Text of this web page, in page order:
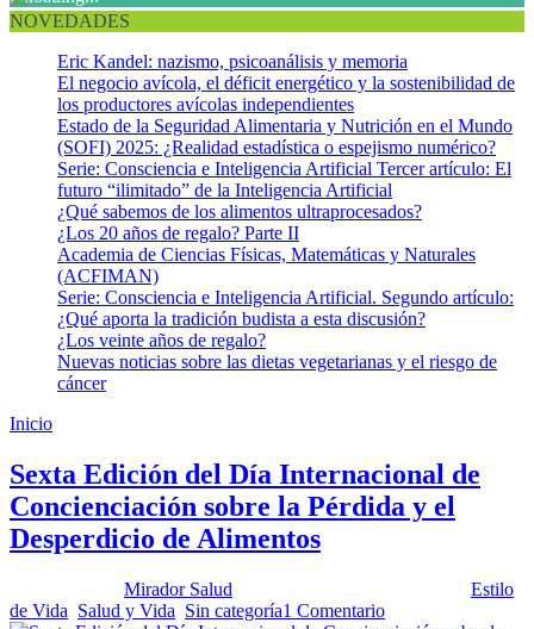
NOVEDADES
Eric Kandel: nazismo, psicoanálisis y memoria
El negocio avícola, el déficit energético y la sostenibilidad de
los productores avícolas independientes
Estado de la Seguridad Alimentaria y Nutrición en el Mundo
(SOFI) 2025: ¿Realidad estadística o espejismo numérico?
Serie: Consciencia e Inteligencia Artificial Tercer artículo: El
futuro “ilimitado” de la Inteligencia Artificial
¿Qué sabemos de los alimentos ultraprocesados?
¿Los 20 años de regalo? Parte II
Academia de Ciencias Físicas, Matemáticas y Naturales
(ACFIMAN)
Serie: Consciencia e Inteligencia Artificial. Segundo artículo:
¿Qué aporta la tradición budista a esta discusión?
¿Los veinte años de regalo?
Nuevas noticias sobre las dietas vegetarianas y el riesgo de
cáncer
Inicio
Sexta Edición del Día Internacional de
Concienciación sobre la Pérdida y el
Desperdicio de Alimentos
Mirador Salud
Estilo
de Vida Salud y Vida Sin categoría1 Comentario